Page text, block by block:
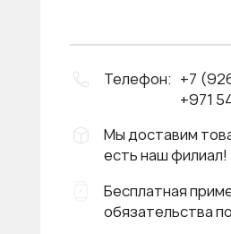
Телефон: +7
+971
Мы доставим
есть наш филиал!
Бесплатная
обязательства